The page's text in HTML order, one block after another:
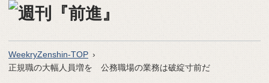
WeekryZenshin-TOP
正規職の大幅人員増を 公務職場の業務は破綻寸前だ